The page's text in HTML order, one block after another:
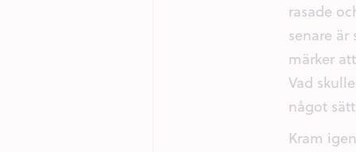
rasade
senare
märker
Vad
något
Kram